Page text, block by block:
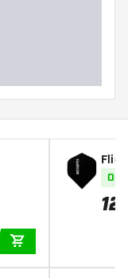
(10
Op
12